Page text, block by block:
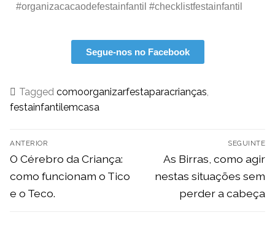
#organizacacaodefestainfantil #checklistfestainfantil
Segue-nos no Facebook
Tagged comoorganizarfestaparacrianças,
festainfantilemcasa
ANTERIOR
O Cérebro da Criança:
como funcionam o Tico
e o Teco.
SEGUINTE
As Birras, como agir
nestas situações sem
perder a cabeça